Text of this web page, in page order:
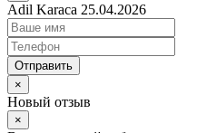
Adil Karaca 25.04.2026
Отправить
×
Новый отзыв
×